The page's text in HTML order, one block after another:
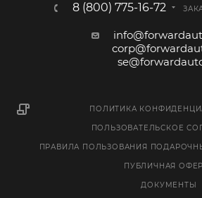
8 (800) 775-16-72
ПОЛИТИКА
ПОЛЬЗОВАТЕЛЬСКОЕ
ПРАВИЛА ПОЛЬЗОВАНИЯ
ПУБЛИЧНАЯ
ДОКУМЕНТЫ